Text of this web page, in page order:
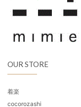
OUR STORE
着楽
cocorozashi